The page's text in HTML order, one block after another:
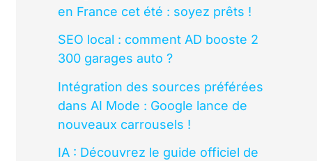
en France cet été : soyez prêts !
SEO local : comment AD booste 2
300 garages auto ?
Intégration des sources préférées
dans AI Mode : Google lance de
nouveaux carrousels !
IA : Découvrez le guide officiel de